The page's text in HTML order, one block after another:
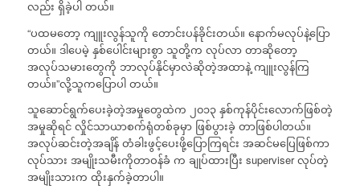
လည်း ရှိခဲ့ပါ တယ်။
“ပထမတော့ ကျူးလွန်သူကို တောင်းပန်ခိုင်းတယ်။ နောက်မလုပ်နဲ့ပြော
တယ်။ ဒါပေမဲ့ နှစ်ပေါင်းများစွာ သူတို့က လုပ်လာ တာဆိုတော့
အလုပ်သမားတွေကို ဘာလုပ်နိုင်မှာလဲဆိုတဲ့အထာနဲ့ ကျူးလွန်ကြ
တယ်။”လို့သူကပြောပါ တယ်။
သူဆောင်ရွက်ပေးခဲ့တဲ့အမှုတွေထဲက ၂၀၁၃ နှစ်ကုန်ပိုင်းလောက်ဖြစ်တဲ့
အမှုဆိုရင် လှိုင်သာယာစက်ရုံတစ်ခုမှာ ဖြစ်ပွားခဲ့ တာဖြစ်ပါတယ်။
အလုပ်ဆင်းတဲ့အချိန် တံခါးဖွင့်ပေးဖို့ပြောကြရင်း အဆင်မပြေဖြစ်ကာ
လုပ်သား အမျိုးသမီးကိုတာဝန်ခံ က ချုပ်ထားပြီး superviser လုပ်တဲ့
အမျိုးသားက ထိုးနှက်ခဲ့တာပါ။